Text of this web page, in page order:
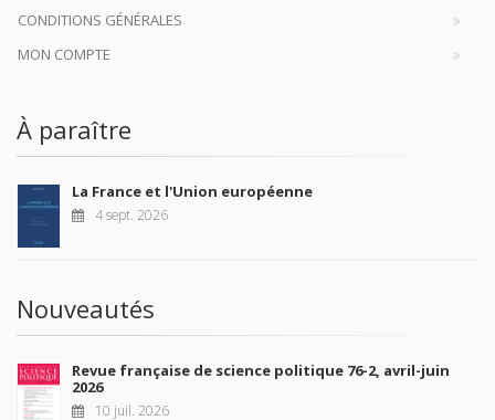
CONDITIONS GÉNÉRALES
MON COMPTE
À paraître
La France et l'Union européenne
4 sept. 2026
Nouveautés
Revue française de science politique 76-2, avril-juin
2026
10 juil. 2026